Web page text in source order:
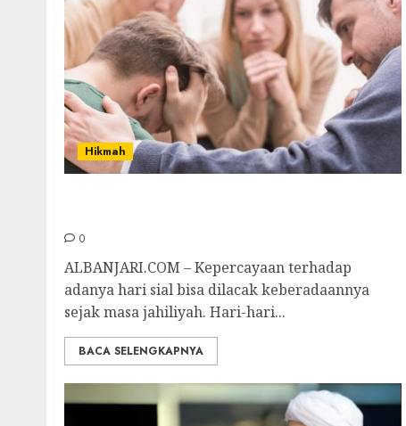
Hikmah
0
ALBANJARI.COM – Kepercayaan terhadap
adanya hari sial bisa dilacak keberadaannya
sejak masa jahiliyah. Hari-hari...
BACA SELENGKAPNYA